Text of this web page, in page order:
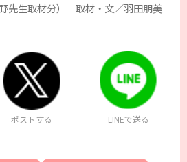
先生取材分） 取材・文／羽田朋美
ポストする LINEで送る